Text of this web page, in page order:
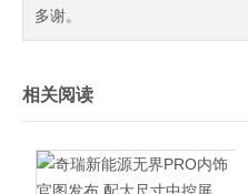
多谢。
相关阅读